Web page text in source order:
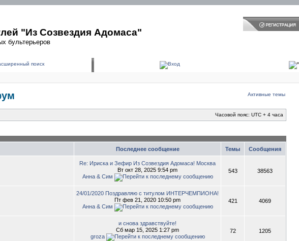
"Из Созвездия Адомаса"
бультерьеров
Активные темы
Часовой пояс: UTC + 4 часа
Последнее сообщение Темы Сообщения
Re: Ириска и Зефир Из Созвездия Адомаса! Москва
Вт окт 28, 2025 9:54 pm
Анна & Сим
543 38563
24/01/2020 Поздравляю с титулом ИНТЕРЧЕМПИОНА!
Пт фев 21, 2020 10:50 pm
Анна & Сим
421 4069
и снова здравствуйте!
Сб мар 15, 2025 1:27 pm
groza
72 1205